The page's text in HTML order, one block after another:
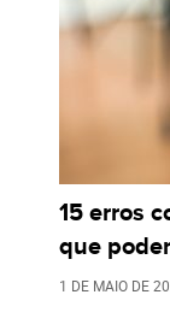
15 erros
que
1 DE MAIO DE